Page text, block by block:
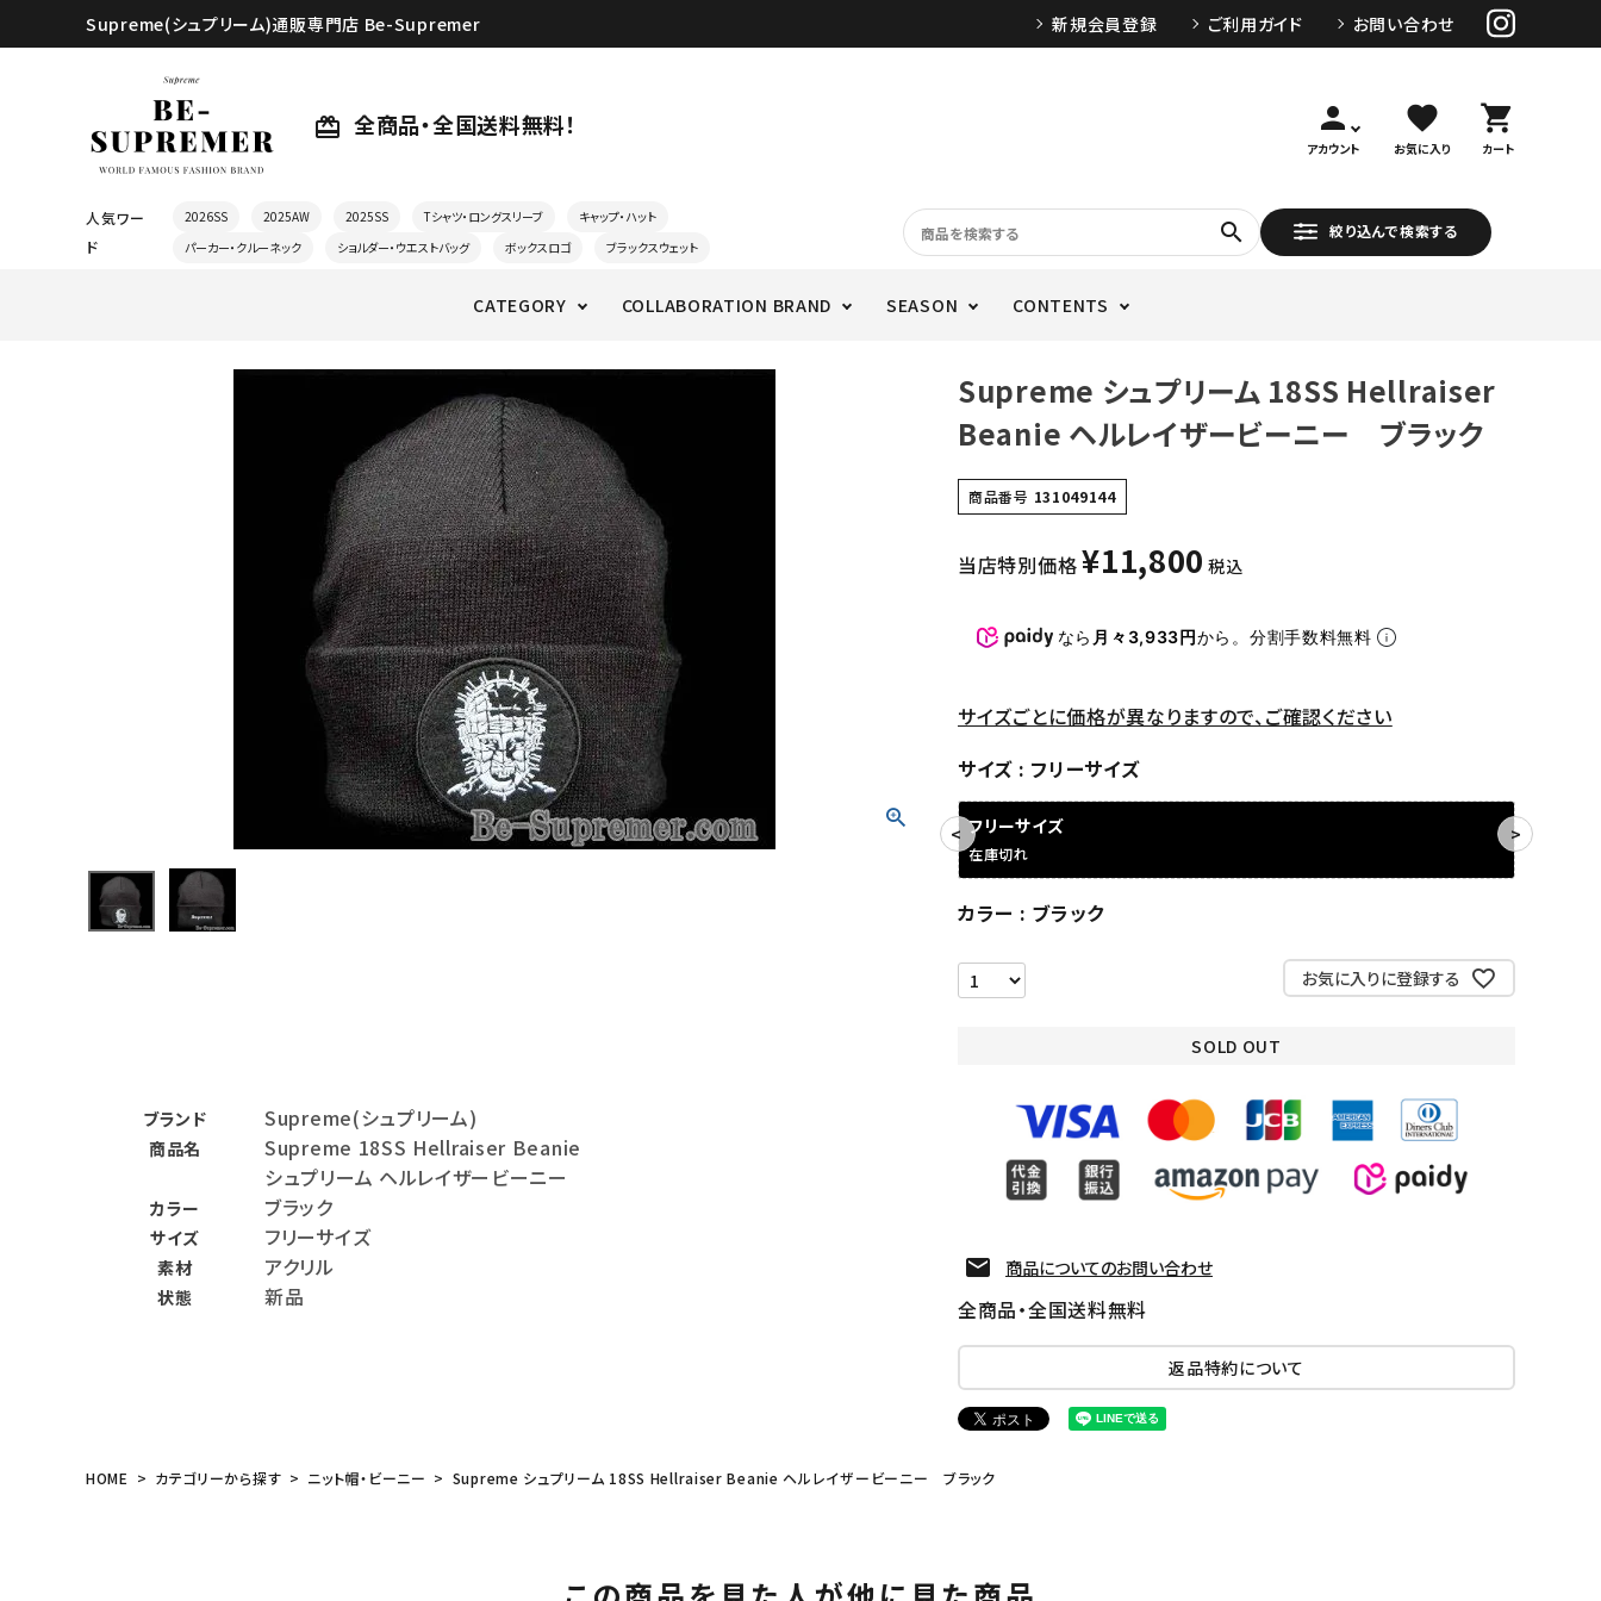
Supreme(シュプリーム)通販専門店 Be-Supremer 新規会員登録 ご利用ガイド お問い合わせ
card_giftcard 全商品・全国送料無料！ person
アカウント
favorite
お気に入り
shopping_cart
カート
人気ワー
ド
2026SS 2025AW 2025SS Tシャツ・ロングスリーブ
キャップ・ハット
パーカー・クルーネック
ショルダー・ウエストバッグ ボックスロゴ ブラックスウェット
search 絞り込んで検索する
CATEGORY COLLABORATION BRAND SEASON CONTENTS
Tシャツ・ロングスリーブ
パーカー・トレーナー
その他バッグ類
スニーカー・ブーツ
パンツ・ショーツ
CONTENTS
ブランド Supreme(シュプリーム)
商品名
Supreme 18SS Hellraiser Beanie
シュプリーム ヘルレイザービーニー
カラー ブラック
サイズ フリーサイズ
素材 アクリル
状態 新品
Supreme シュプリーム 18SS Hellraiser
Beanie ヘルレイザービーニー ブラック
商品番号 131049144
当店特別価格¥11,800 税込
なら 月々3,933円から。分割手数料無料
サイズごとに価格が異なりますので、ご確認ください
サイズ
フリーサイズ
フリーサイズ
在庫切れ
カラー ブラック
お気に入りに登録する
SOLD OUT
商品についてのお問い合わせ
全商品・全国送料無料
返品特約について
HOME カテゴリーから探す ニット帽・ビーニー Supreme シュプリーム 18SS Hellraiser Beanie ヘルレイザービーニー ブラック